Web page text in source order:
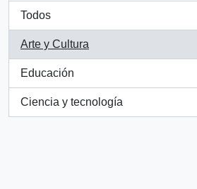
Todos
Arte y Cultura
, 1 resultados
Educación
, 1 resultados
Ciencia y tecnología
, 1 resultados